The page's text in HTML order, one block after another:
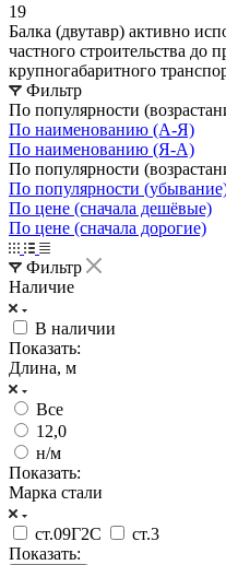
19
Балка (двутавр) активно
частного строительства до
крупногабаритного
Фильтр
По популярности
По наименованию (А-Я)
По наименованию (Я-А)
По популярности
По популярности
По цене (сначала дешёвые)
По цене (сначала дорогие)
Фильтр
Наличие
В наличии
Показать:
Длина, м
Все
12,0
н/м
Показать:
Марка стали
ст.09Г2С
ст.3
Показать: